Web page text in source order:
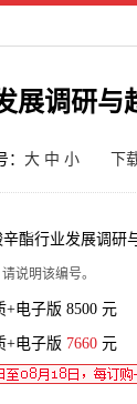
展调研与
大 中 小 下
辛酯行业发展调研
说明该编号。
子版 8500 元
子版 7660 元